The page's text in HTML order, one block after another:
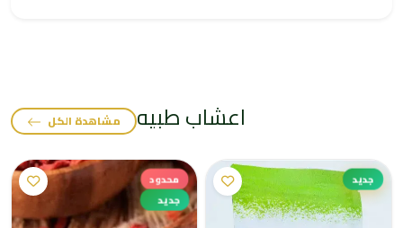
اعشاب طبيه مشاهدة الكل
جديد محدود
جديد